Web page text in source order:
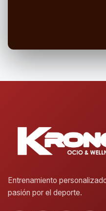
Entrenamiento
pasión por el deporte.